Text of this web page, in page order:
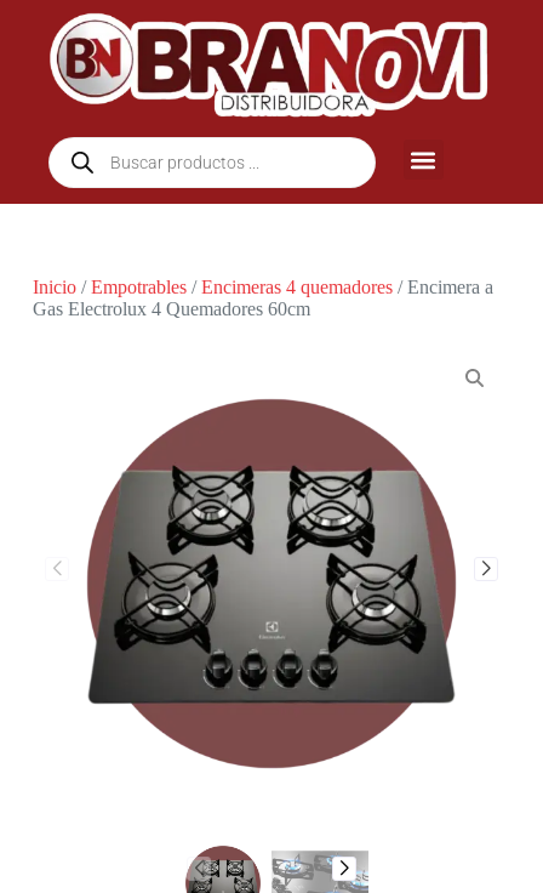
Inicio/Empotrables/Encimeras 4 quemadores/ Encimera a
Gas Electrolux 4 Quemadores 60cm